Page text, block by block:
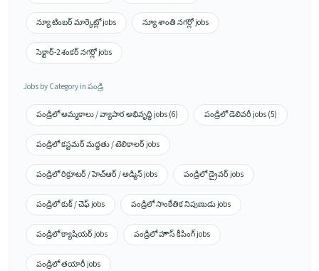
న్యూ టింబర్ మార్కెట్లో jobs న్యూ శాంతి నగర్లో jobs
సెక్టార్-2 శంకర్ నగర్లో jobs
Jobs by Category in పండ్రి
పండ్రిలో అమ్మకాలు / వ్యాపార అభివృద్ధి jobs (6) పండ్రిలో డెలివరీ jobs (5)
పండ్రిలో కస్టమర్ మద్దతు / టెలికాలర్ jobs
పండ్రిలో రిక్రూటర్ / హెచ్ఆర్ / అడ్మిన్ jobs పండ్రిలో డ్రైవర్ jobs
పండ్రిలో కుక్ / చెఫ్ jobs పండ్రిలో సాంకేతిక నిపుణుడు jobs
పండ్రిలో క్యాషియర్ jobs పండ్రిలో హౌస్ కీపింగ్ jobs
పండ్రిలో తయారీ jobs